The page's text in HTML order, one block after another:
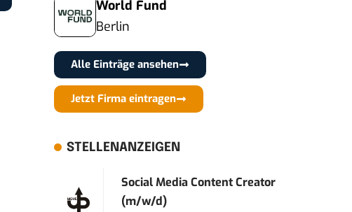
World Fund
Berlin
Alle Einträge ansehen
Jetzt Firma eintragen
STELLENANZEIGEN
Social Media Content Creator
(m/w/d)